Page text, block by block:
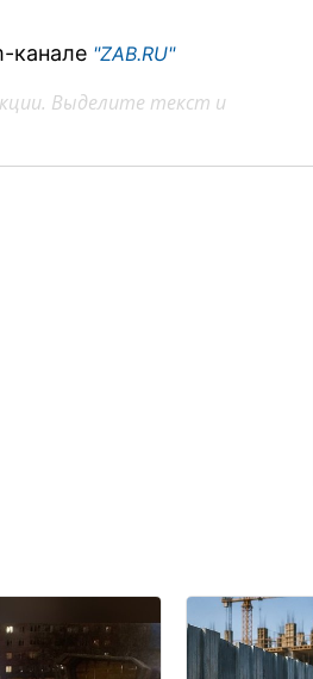
канале "ZAB.RU"
Выделите текст и